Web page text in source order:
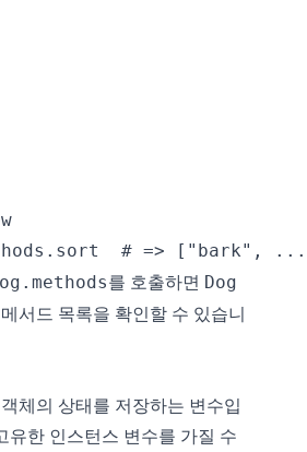
를 호출하면 Dog
서드 목록을 확인할 수 있습니
체의 상태를 저장하는 변수입
유한 인스턴스 변수를 가질 수